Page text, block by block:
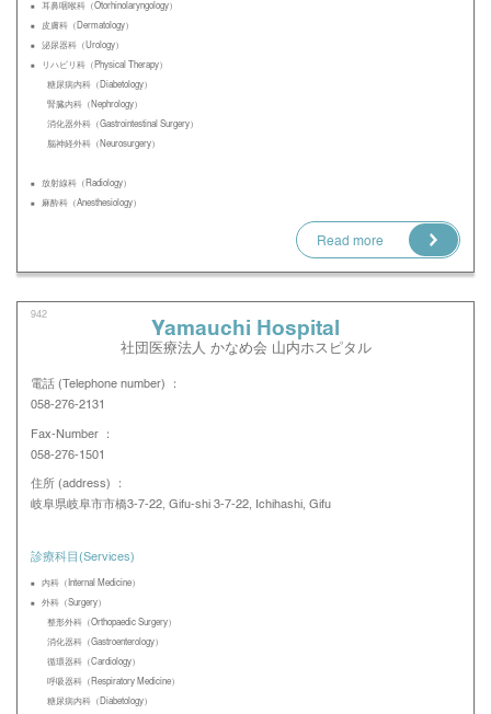
耳鼻咽喉科（Otorhinolaryngology）
皮膚科（Dermatology）
泌尿器科（Urology）
リハビリ科（Physical Therapy）
糖尿病内科（Diabetology）
腎臓内科（Nephrology）
消化器外科（Gastrointestinal Surgery）
脳神経外科（Neurosurgery）
放射線科（Radiology）
麻酔科（Anesthesiology）
Read more
942
Yamauchi Hospital
社団医療法人 かなめ会 山内ホスピタル
電話 (Telephone number) ：
058-276-2131
Fax-Number ：
058-276-1501
住所 (address) ：
岐阜県岐阜市市橋3-7-22, Gifu-shi 3-7-22, Ichihashi, Gifu
診療科目(Services)
内科（Internal Medicine）
外科（Surgery）
整形外科（Orthopaedic Surgery）
消化器科（Gastroenterology）
循環器科（Cardiology）
呼吸器科（Respiratory Medicine）
糖尿病内科（Diabetology）